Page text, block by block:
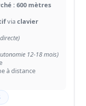
: 600 mètres
via clavier
12-18 mois)
à distance